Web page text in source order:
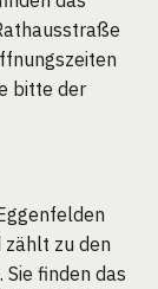
bitte der
zählt zu den
finden das